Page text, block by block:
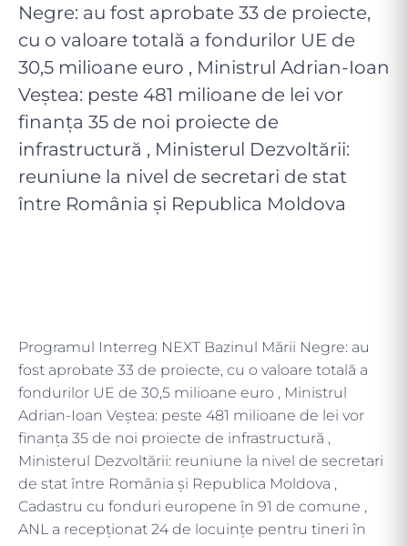
Negre: au fost aprobate 33 de proiecte,
cu o valoare totală a fondurilor UE de
30,5 milioane euro , Ministrul Adrian-Ioan
Veștea: peste 481 milioane de lei vor
finanța 35 de noi proiecte de
infrastructură , Ministerul Dezvoltării:
reuniune la nivel de secretari de stat
între România și Republica Moldova
Programul Interreg NEXT Bazinul Mării Negre: au
fost aprobate 33 de proiecte, cu o valoare totală a
fondurilor UE de 30,5 milioane euro , Ministrul
Adrian-Ioan Veștea: peste 481 milioane de lei vor
finanța 35 de noi proiecte de infrastructură ,
Ministerul Dezvoltării: reuniune la nivel de secretari
de stat între România și Republica Moldova ,
Cadastru cu fonduri europene în 91 de comune ,
ANL a recepţionat 24 de locuinţe pentru tineri în